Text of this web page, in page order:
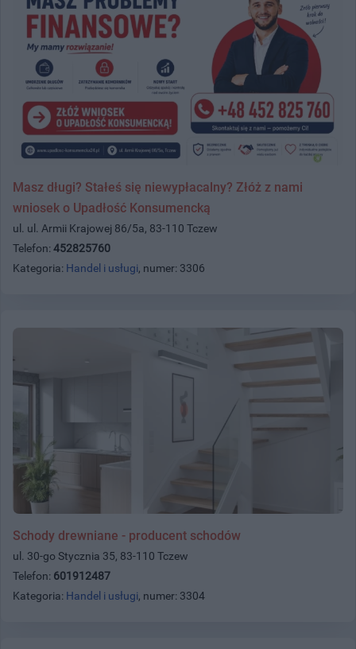
Masz długi? Stałeś się niewypłacalny? Złóż z nami
wniosek o Upadłość Konsumencką
ul. ul. Armii Krajowej 86/5a, 83-110 Tczew
Telefon: 452825760
Kategoria: Handel i usługi, numer: 3306
Schody drewniane - producent schodów
ul. 30-go Stycznia 35, 83-110 Tczew
Telefon: 601912487
Kategoria: Handel i usługi, numer: 3304